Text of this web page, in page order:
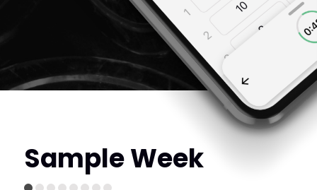
Sample Week